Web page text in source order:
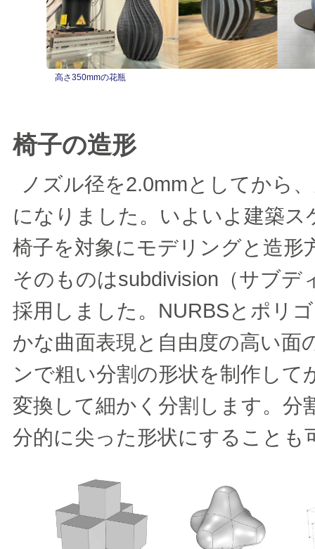
高さ350mmの花瓶
椅子の造形
ノズル径を2.0mmとしてから
になりました。いよいよ建築
椅子を対象にモデリングと造
そのものはsubdivision（サブ
採用しました。NURBSとポリ
かな曲面表現と自由度の高い面
ンで粗い分割の形状を制作し
変換して細かく分割します。分
分的に尖った形状にすることも